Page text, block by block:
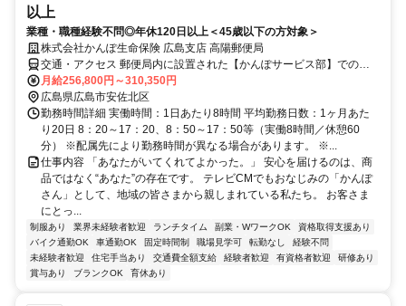
以上
業種・職種経験不問◎年休120日以上＜45歳以下の方対象＞
株式会社かんぽ生命保険 広島支店 高陽郵便局
交通・アクセス 郵便局内に設置された【かんぽサービス部】での勤
務となります
月給256,800円～310,350円
広島県広島市安佐北区
勤務時間詳細 実働時間：1日あたり8時間 平均勤務日数：1ヶ月あた
り20日 8：20～17：20、8：50～17：50等（実働8時間／休憩60
分） ※配属先により勤務時間が異なる場合があります。 ※...
仕事内容 「あなたがいてくれてよかった。」 安心を届けるのは、商
品ではなく“あなた”の存在です。 テレビCMでもおなじみの「かんぽ
さん」として、地域の皆さまから親しまれている私たち。 お客さま
にとっ...
制服あり 業界未経験者歓迎 ランチタイム 副業・WワークOK
資格取得支援あり
バイク通勤OK
車通勤OK 固定時間制 職場見学可 転勤なし
経験不問
未経験者歓迎
住宅手当あり 交通費全額支給 経験者歓迎 有資格者歓迎
研修あり
賞与あり
ブランクOK 育休あり